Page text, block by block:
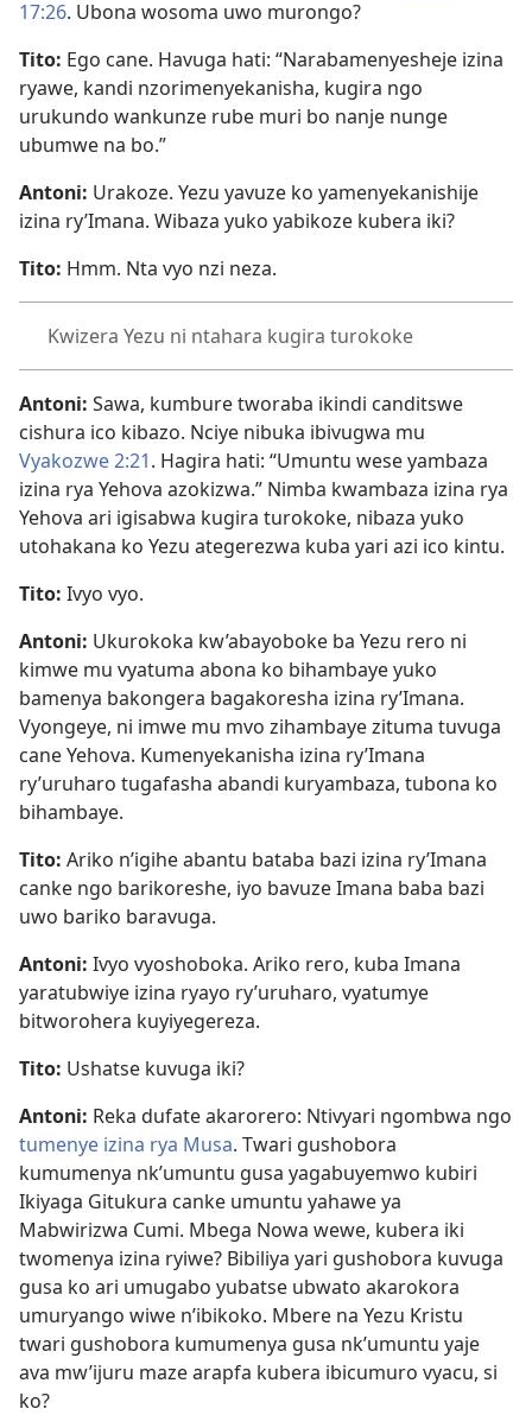
17:26. Ubona wosoma uwo murongo?
Tito: Ego cane. Havuga hati: “Narabamenyesheje izina
ryawe, kandi nzorimenyekanisha, kugira ngo
urukundo wankunze rube muri bo nanje nunge
ubumwe na bo.”
Antoni: Urakoze. Yezu yavuze ko yamenyekanishije
izina ry’Imana. Wibaza yuko yabikoze kubera iki?
Tito: Hmm. Nta vyo nzi neza.
Kwizera Yezu ni ntahara kugira turokoke
Antoni: Sawa, kumbure tworaba ikindi canditswe
cishura ico kibazo. Nciye nibuka ibivugwa mu
Vyakozwe 2:21. Hagira hati: “Umuntu wese yambaza
izina rya Yehova azokizwa.” Nimba kwambaza izina rya
Yehova ari igisabwa kugira turokoke, nibaza yuko
utohakana ko Yezu ategerezwa kuba yari azi ico kintu.
Tito: Ivyo vyo.
Antoni: Ukurokoka kw’abayoboke ba Yezu rero ni
kimwe mu vyatuma abona ko bihambaye yuko
bamenya bakongera bagakoresha izina ry’Imana.
Vyongeye, ni imwe mu mvo zihambaye zituma tuvuga
cane Yehova. Kumenyekanisha izina ry’Imana
ry’uruharo tugafasha abandi kuryambaza, tubona ko
bihambaye.
Tito: Ariko n’igihe abantu bataba bazi izina ry’Imana
canke ngo barikoreshe, iyo bavuze Imana baba bazi
uwo bariko baravuga.
Antoni: Ivyo vyoshoboka. Ariko rero, kuba Imana
yaratubwiye izina ryayo ry’uruharo, vyatumye
bitworohera kuyiyegereza.
Tito: Ushatse kuvuga iki?
Antoni: Reka dufate akarorero: Ntivyari ngombwa ngo
tumenye izina rya Musa. Twari gushobora
kumumenya nk’umuntu gusa yagabuyemwo kubiri
Ikiyaga Gitukura canke umuntu yahawe ya
Mabwirizwa Cumi. Mbega Nowa wewe, kubera iki
twomenya izina ryiwe? Bibiliya yari gushobora kuvuga
gusa ko ari umugabo yubatse ubwato akarokora
umuryango wiwe n’ibikoko. Mbere na Yezu Kristu
twari gushobora kumumenya gusa nk’umuntu yaje
ava mw’ijuru maze arapfa kubera ibicumuro vyacu, si
ko?